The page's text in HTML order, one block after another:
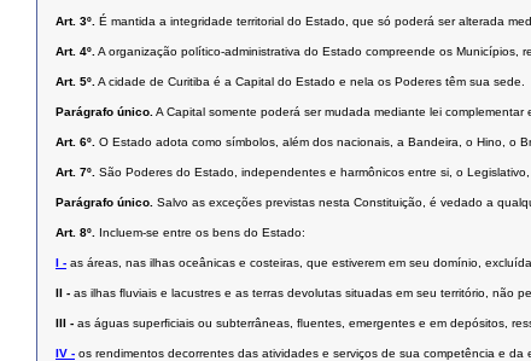
Art. 3º. É mantida a integridade territorial do Estado, que só poderá ser alterada
Art. 4º. A organização político-administrativa do Estado compreende os Municípios,
Art. 5º. A cidade de Curitiba é a Capital do Estado e nela os Poderes têm sua sede.
Parágrafo único. A Capital somente poderá ser mudada mediante lei complementar
Art. 6º. O Estado adota como símbolos, além dos nacionais, a Bandeira, o Hino, o
Art. 7º. São Poderes do Estado, independentes e harmônicos entre si, o
Parágrafo único. Salvo as exceções previstas nesta Constituição, é vedado a
Art. 8º. Incluem-se entre os bens do Estado:
I - as áreas, nas ilhas oceânicas e costeiras, que estiverem em seu domínio,
II - as ilhas ﬂuviais e lacustres e as terras devolutas situadas em seu território, não
III - as águas superﬁciais ou subterrâneas, ﬂuentes, emergentes e em depósitos,
IV - os rendimentos decorrentes das atividades e serviços de sua competência e da